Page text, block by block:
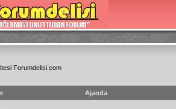
Forumdelisi.com
Ajanda